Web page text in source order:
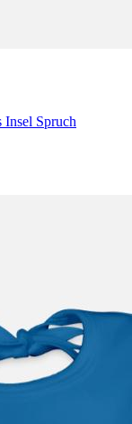
Insel Spruch